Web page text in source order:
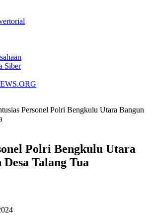
Siber
Personel Polri Bengkulu Utara Bangun
Polri Bengkulu Utara
Talang Tua